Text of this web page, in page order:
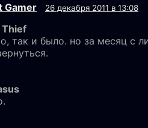
Gamer 26 декабря 2011 в 13:08
Thief
так и было. но за месяц с